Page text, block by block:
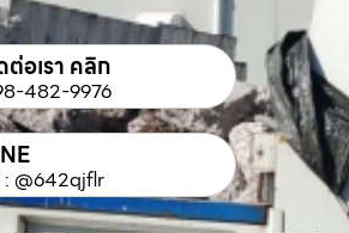
ต่อเรา คลิก
482-9976
: @642qjflr